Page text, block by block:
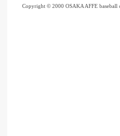
Copyright © 2000 OSAKA AFFE baseball